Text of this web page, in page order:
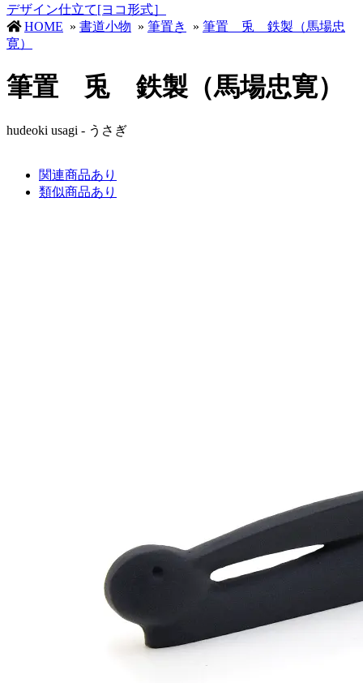
デザイン仕立て[ヨコ形式］
HOME » 書道小物 » 筆置き » 筆置 兎 鉄製（馬場忠
寛）
筆置 兎 鉄製（馬場忠寛）
hudeoki usagi - うさぎ
関連商品あり
類似商品あり